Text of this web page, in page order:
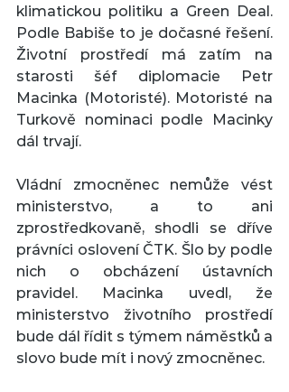
klimatickou politiku a Green Deal.
Podle Babiše to je dočasné řešení.
Životní prostředí má zatím na
starosti šéf diplomacie Petr
Macinka (Motoristé). Motoristé na
Turkově nominaci podle Macinky
dál trvají.
Vládní zmocněnec nemůže vést
ministerstvo, a to ani
zprostředkovaně, shodli se dříve
právníci oslovení ČTK. Šlo by podle
nich o obcházení ústavních
pravidel. Macinka uvedl, že
ministerstvo životního prostředí
bude dál řídit s týmem náměstků a
slovo bude mít i nový zmocněnec.